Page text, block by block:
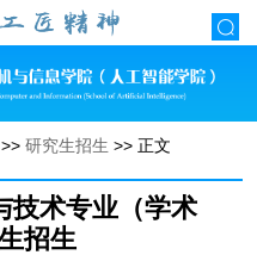
>> 研究生招生 >> 正文
技术专业（学术
招生